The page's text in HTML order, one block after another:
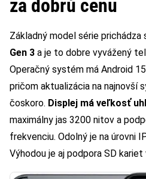
za dobrú cenu
Základný model série
Gen 3 a je to dobre vyvážený
Operačný systém má Android
pričom aktualizácia na najnovší
čoskoro. Displej má veľkosť
maximálny jas 3200 nitov a
frekvenciu. Odolný je na úrovni
Výhodou je aj podpora SD kariet